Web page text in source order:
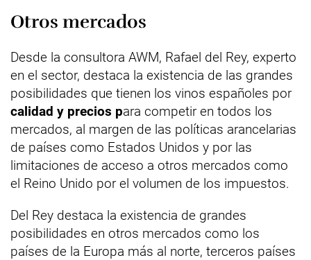
Otros mercados
Desde la consultora AWM, Rafael del Rey, experto
en el sector, destaca la existencia de las grandes
posibilidades que tienen los vinos españoles por
calidad y precios para competir en todos los
mercados, al margen de las políticas arancelarias
de países como Estados Unidos y por las
limitaciones de acceso a otros mercados como
el Reino Unido por el volumen de los impuestos.
Del Rey destaca la existencia de grandes
posibilidades en otros mercados como los
países de la Europa más al norte, terceros países